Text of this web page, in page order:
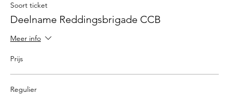
Soort ticket
Deelname Reddingsbrigade CCB
Meer info
Prijs
Regulier